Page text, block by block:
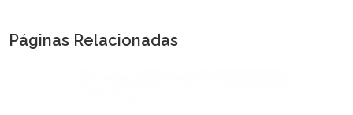
Páginas Relacionadas